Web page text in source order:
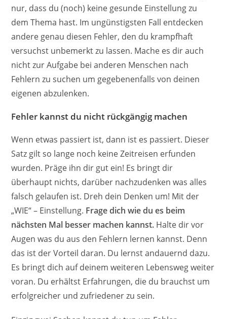
nur, dass du (noch) keine gesunde Einstellung zu
dem Thema hast. Im ungünstigsten Fall entdecken
andere genau diesen Fehler, den du krampfhaft
versuchst unbemerkt zu lassen. Mache es dir auch
nicht zur Aufgabe bei anderen Menschen nach
Fehlern zu suchen um gegebenenfalls von deinen
eigenen abzulenken.
Fehler kannst du nicht rückgängig machen
Wenn etwas passiert ist, dann ist es passiert. Dieser
Satz gilt so lange noch keine Zeitreisen erfunden
wurden. Präge ihn dir gut ein! Es bringt dir
überhaupt nichts, darüber nachzudenken was alles
falsch gelaufen ist. Dreh dein Denken um! Mit der
„WIE“ – Einstellung. Frage dich wie du es beim
nächsten Mal besser machen kannst. Halte dir vor
Augen was du aus den Fehlern lernen kannst. Denn
das ist der Vorteil daran. Du lernst andauernd dazu.
Es bringt dich auf deinem weiteren Lebensweg weiter
voran. Du erhältst Erfahrungen, die du brauchst um
erfolgreicher und zufriedener zu sein.